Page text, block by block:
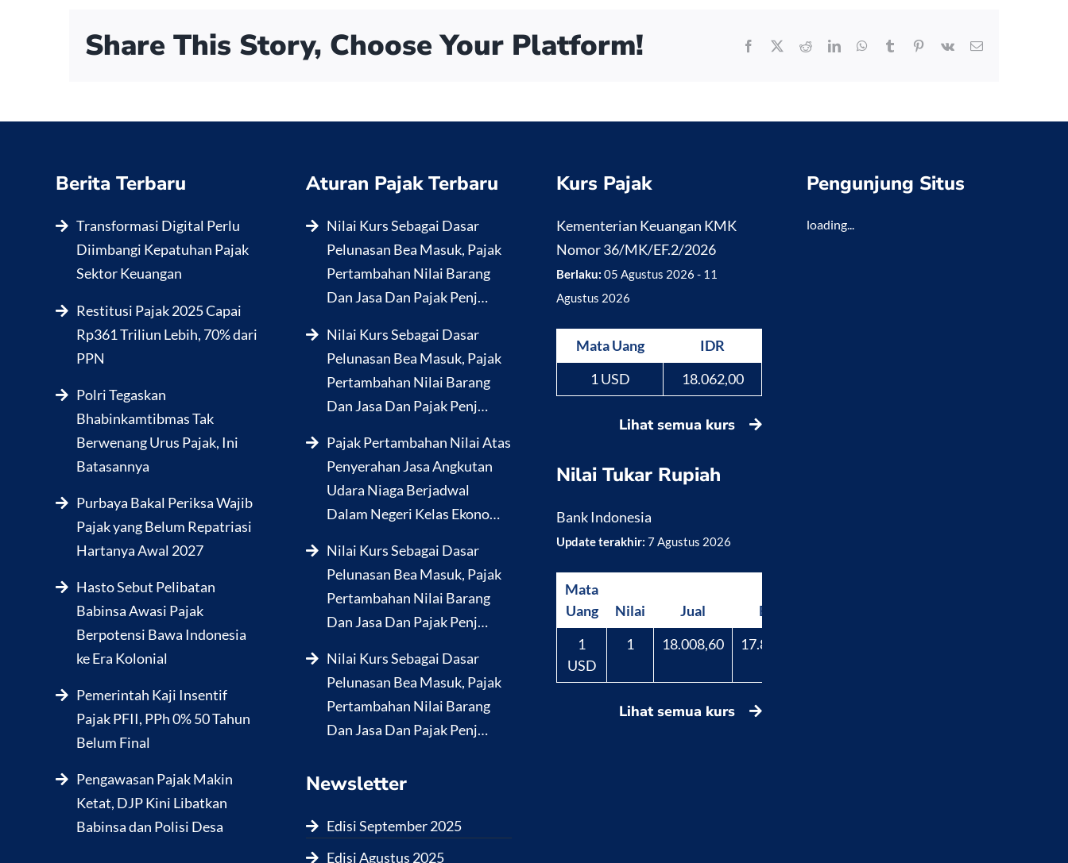
Share This Story, Choose Your Platform! Facebook RedditLinkedInWhatsApp
Tumblr Pinterest
Vk Email
Berita Terbaru
Transformasi Digital Perlu
Diimbangi Kepatuhan Pajak
Sektor Keuangan
Restitusi Pajak 2025 Capai
Rp361 Triliun Lebih, 70% dari
PPN
Polri Tegaskan
Bhabinkamtibmas Tak
Berwenang Urus Pajak, Ini
Batasannya
Purbaya Bakal Periksa Wajib
Pajak yang Belum Repatriasi
Hartanya Awal 2027
Hasto Sebut Pelibatan
Babinsa Awasi Pajak
Berpotensi Bawa Indonesia
ke Era Kolonial
Pemerintah Kaji Insentif
Pajak PFII, PPh 0% 50 Tahun
Belum Final
Pengawasan Pajak Makin
Ketat, DJP Kini Libatkan
Babinsa dan Polisi Desa
Aturan Pajak Terbaru
Nilai Kurs Sebagai Dasar
Pelunasan Bea Masuk, Pajak
Pertambahan Nilai Barang
Dan Jasa Dan Pajak Penj…
Nilai Kurs Sebagai Dasar
Pelunasan Bea Masuk, Pajak
Pertambahan Nilai Barang
Dan Jasa Dan Pajak Penj…
Pajak Pertambahan Nilai Atas
Penyerahan Jasa Angkutan
Udara Niaga Berjadwal
Dalam Negeri Kelas Ekono…
Nilai Kurs Sebagai Dasar
Pelunasan Bea Masuk, Pajak
Pertambahan Nilai Barang
Dan Jasa Dan Pajak Penj…
Nilai Kurs Sebagai Dasar
Pelunasan Bea Masuk, Pajak
Pertambahan Nilai Barang
Dan Jasa Dan Pajak Penj…
Newsletter
Edisi September 2025
Edisi Agustus 2025
Kurs Pajak
Kementerian Keuangan KMK
Nomor 36/MK/EF.2/2026
Berlaku: 05 Agustus 2026 - 11
Agustus 2026
Mata Uang
IDR
1 USD
18.062,00
Lihat semua kurs
Nilai Tukar Rupiah
Bank Indonesia
Update terakhir: 7 Agustus 2026
Mata
Uang
Nilai Jual
Beli
1
USD
1 18.008,60 17.829,40
Lihat semua kurs
Pengunjung Situs
loading...